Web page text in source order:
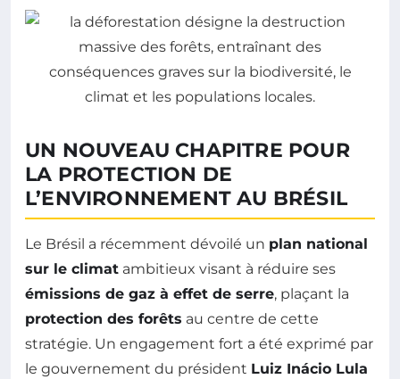
UN NOUVEAU CHAPITRE POUR
LA PROTECTION DE
L’ENVIRONNEMENT AU BRÉSIL
Le Brésil a récemment dévoilé un plan national
sur le climat ambitieux visant à réduire ses
émissions de gaz à effet de serre, plaçant la
protection des forêts au centre de cette
stratégie. Un engagement fort a été exprimé par
le gouvernement du président Luiz Inácio Lula